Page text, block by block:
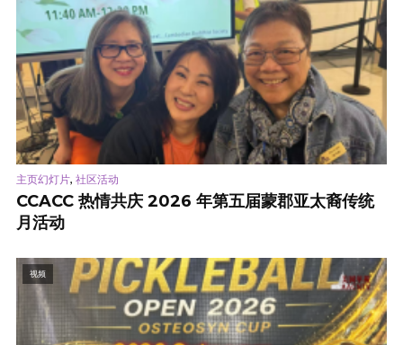
主页幻灯片, 社区活动
CCACC 热情共庆 2026 年第五届蒙郡亚太裔传统
月活动
视频